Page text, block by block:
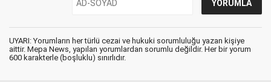
UYARI: Yorumların her türlü cezai ve hukuki sorumluluğu yazan kişiye
aittir. Mepa News, yapılan yorumlardan sorumlu değildir. Her bir yorum
600 karakterle (boşluklu) sınırlıdır.